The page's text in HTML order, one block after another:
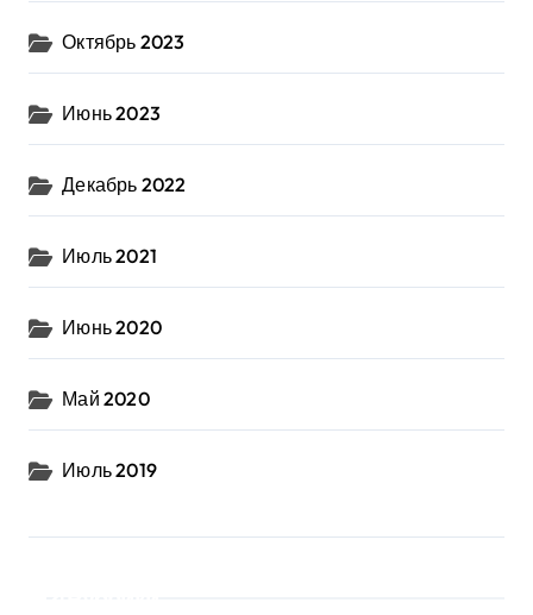
Октябрь 2023
Июнь 2023
Декабрь 2022
Июль 2021
Июнь 2020
Май 2020
Июль 2019